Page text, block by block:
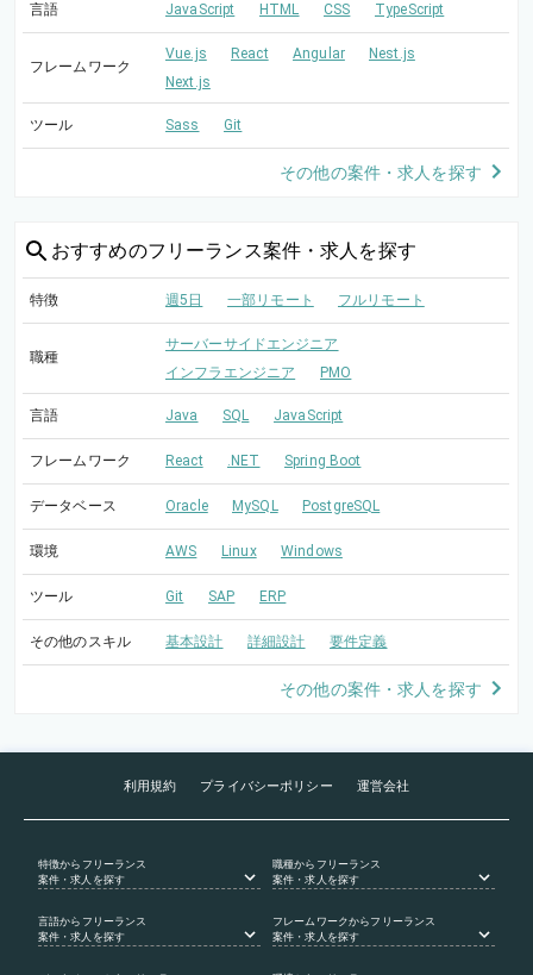
言語 JavaScript HTML CSS TypeScript
フレームワーク
Vue.js React Angular
Nest.js
Next.js
ツール Sass Git
その他の案件・求人を探す
おすすめのフリーランス案件・求人を探す
特徴 週5日 一部リモート フルリモート
職種
サーバーサイドエンジニア
インフラエンジニア
PMO
言語 Java SQL JavaScript
フレームワーク React .NET Spring Boot
データベース Oracle MySQL PostgreSQL
環境 AWS Linux Windows
ツール Git SAP ERP
その他のスキル 基本設計 詳細設計 要件定義
その他の案件・求人を探す
利用規約 プライバシーポリシー 運営会社
特徴からフリーランス
案件・求人を探す
職種からフリーランス
案件・求人を探す
言語からフリーランス
案件・求人を探す
フレームワークからフリーランス
案件・求人を探す